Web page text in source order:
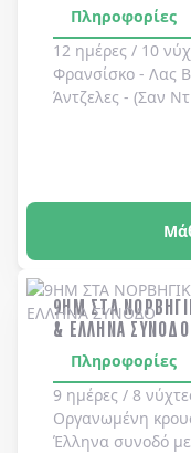
Πληροφορίες
12 ημέρες / 10
Φρανσίσκο - Λας
Άντζελες - (Σαν
9ΗΜ ΣΤΑ
& ΕΛΛΗΝΑ ΣΥΝΟΔΟ
Πληροφορίες
9 ημέρες / 8
Οργανωμένη
Έλληνα συνοδό